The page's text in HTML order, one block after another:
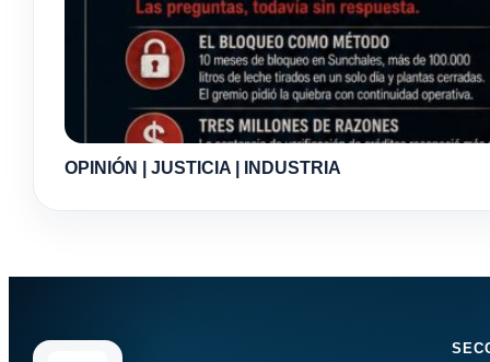
OPINIÓN | JUSTICIA | INDUSTRIA